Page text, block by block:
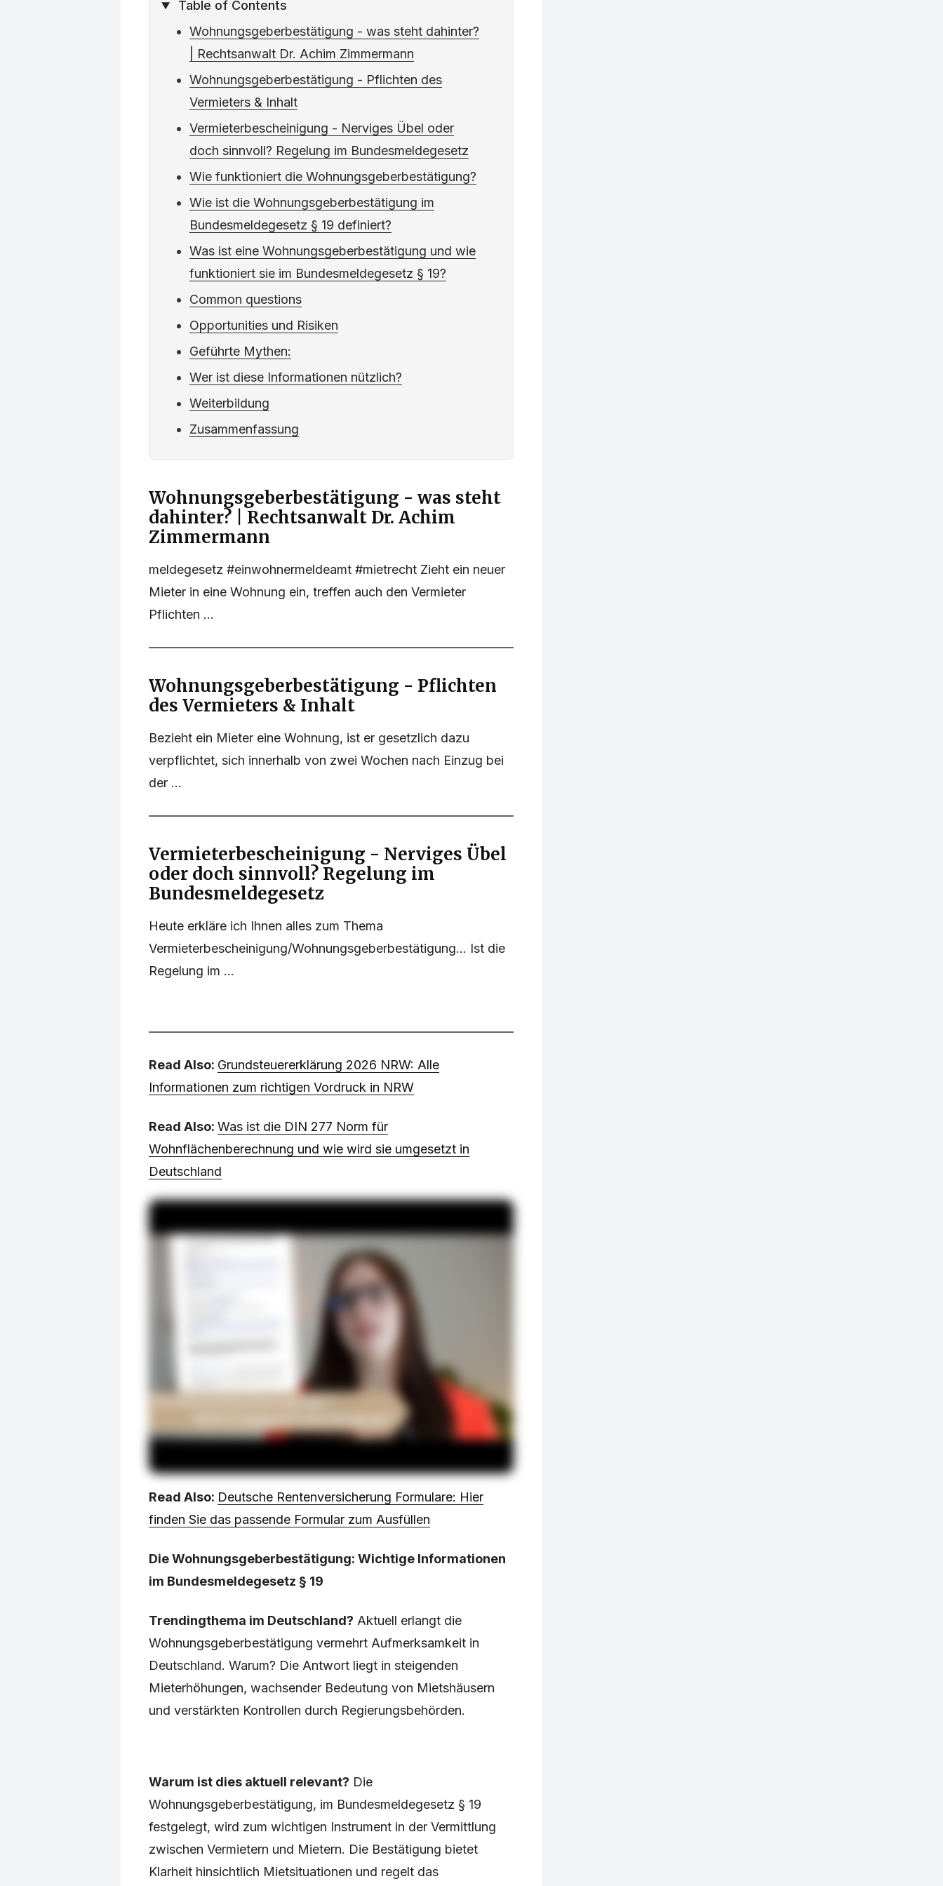
Table of Contents
Wohnungsgeberbestätigung - was steht dahinter?
| Rechtsanwalt Dr. Achim Zimmermann
Wohnungsgeberbestätigung - Pflichten des
Vermieters & Inhalt
Vermieterbescheinigung - Nerviges Übel oder
doch sinnvoll? Regelung im Bundesmeldegesetz
Wie funktioniert die Wohnungsgeberbestätigung?
Wie ist die Wohnungsgeberbestätigung im
Bundesmeldegesetz § 19 definiert?
Was ist eine Wohnungsgeberbestätigung und wie
funktioniert sie im Bundesmeldegesetz § 19?
Common questions
Opportunities und Risiken
Geführte Mythen:
Wer ist diese Informationen nützlich?
Weiterbildung
Zusammenfassung
Wohnungsgeberbestätigung - was steht
dahinter? | Rechtsanwalt Dr. Achim
Zimmermann
meldegesetz #einwohnermeldeamt #mietrecht Zieht ein neuer
Mieter in eine Wohnung ein, treffen auch den Vermieter
Pflichten ...
Wohnungsgeberbestätigung - Pflichten
des Vermieters & Inhalt
Bezieht ein Mieter eine Wohnung, ist er gesetzlich dazu
verpflichtet, sich innerhalb von zwei Wochen nach Einzug bei
der ...
Vermieterbescheinigung - Nerviges Übel
oder doch sinnvoll? Regelung im
Bundesmeldegesetz
Heute erkläre ich Ihnen alles zum Thema
Vermieterbescheinigung/Wohnungsgeberbestätigung... Ist die
Regelung im ...
Read Also: Grundsteuererklärung 2026 NRW: Alle
Informationen zum richtigen Vordruck in NRW
Read Also: Was ist die DIN 277 Norm für
Wohnflächenberechnung und wie wird sie umgesetzt in
Deutschland
Read Also: Deutsche Rentenversicherung Formulare: Hier
finden Sie das passende Formular zum Ausfüllen
Die Wohnungsgeberbestätigung: Wichtige Informationen
im Bundesmeldegesetz § 19
Trendingthema im Deutschland? Aktuell erlangt die
Wohnungsgeberbestätigung vermehrt Aufmerksamkeit in
Deutschland. Warum? Die Antwort liegt in steigenden
Mieterhöhungen, wachsender Bedeutung von Mietshäusern
und verstärkten Kontrollen durch Regierungsbehörden.
Warum ist dies aktuell relevant? Die
Wohnungsgeberbestätigung, im Bundesmeldegesetz § 19
festgelegt, wird zum wichtigen Instrument in der Vermittlung
zwischen Vermietern und Mietern. Die Bestätigung bietet
Klarheit hinsichtlich Mietsituationen und regelt das